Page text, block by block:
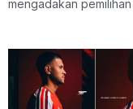
mengadakan pemilihan